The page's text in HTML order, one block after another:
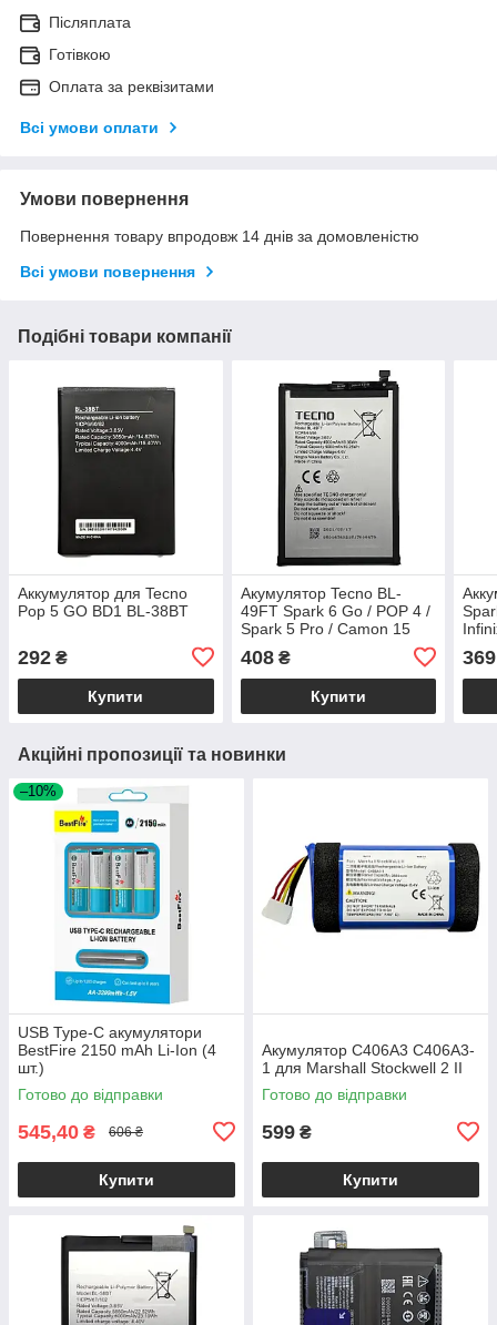
Післяплата
Готівкою
Оплата за реквізитами
Всі умови оплати
Умови повернення
Повернення товару впродовж 14 днів за домовленістю
Всі умови повернення
Подібні товари компанії
Аккумулятор для Tecno
Pop 5 GO BD1 BL-38BT
292 ₴
Купити
Акумулятор Tecno BL-
49FT Spark 6 Go / POP 4 /
Spark 5 Pro / Camon 15
408₴
Купити
369
Акційні пропозиції та новинки
–10%
USB Type-C акумулятори
BestFire 2150 mAh Li-Ion (4
шт.)
Готово до відправки
545,40 ₴ 606 ₴
Купити
Акумулятор C406A3 C406A3-
1 для Marshall Stockwell 2 II
Готово до відправки
599 ₴
Купити